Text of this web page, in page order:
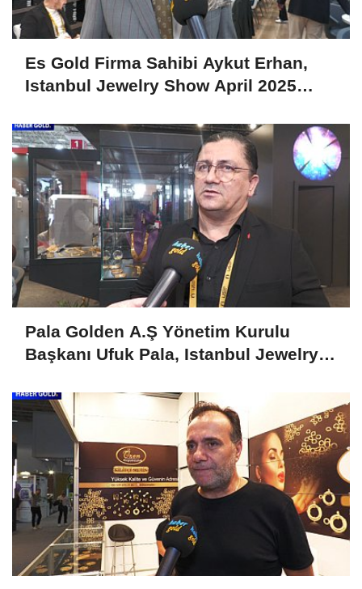
Es Gold Firma Sahibi Aykut Erhan,
Istanbul Jewelry Show April 2025
Pala Golden A.Ş Yönetim Kurulu
Başkanı Ufuk Pala, Istanbul Jewelry